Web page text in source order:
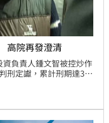
高院再發澄清
負責人鍾文智被控炒作
刑定讞，累計刑期達30
控「未送達、未公告、
根本誣賴檢方，請求高